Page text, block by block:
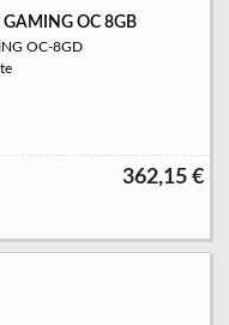
OC 8GB
OC-8GD
362,15 €